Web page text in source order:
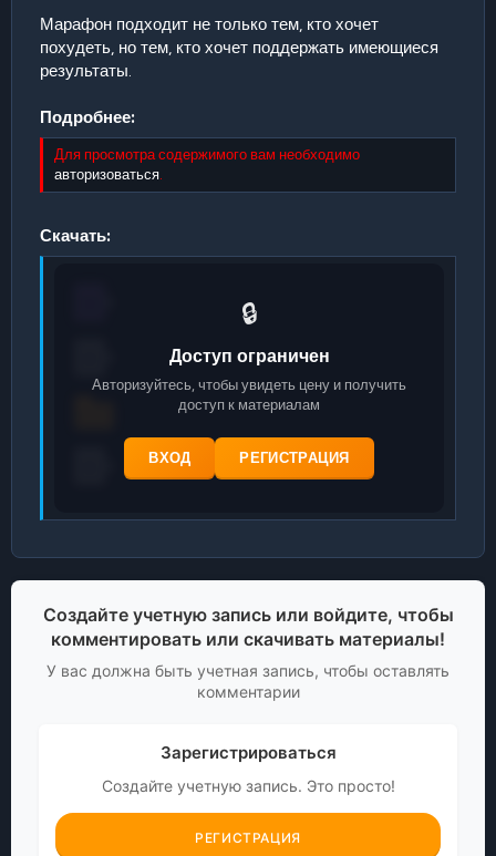
Марафон подходит не только тем, кто хочет
похудеть, но тем, кто хочет поддержать имеющиеся
результаты.
Подробнее:
Для просмотра содержимого вам необходимо
авторизоваться.
Скачать:
🔒
Доступ ограничен
Авторизуйтесь, чтобы увидеть цену и получить
доступ к материалам
ВХОД РЕГИСТРАЦИЯ
Создайте учетную запись или войдите, чтобы
комментировать или скачивать материалы!
У вас должна быть учетная запись, чтобы оставлять
комментарии
Зарегистрироваться
Создайте учетную запись. Это просто!
РЕГИСТРАЦИЯ